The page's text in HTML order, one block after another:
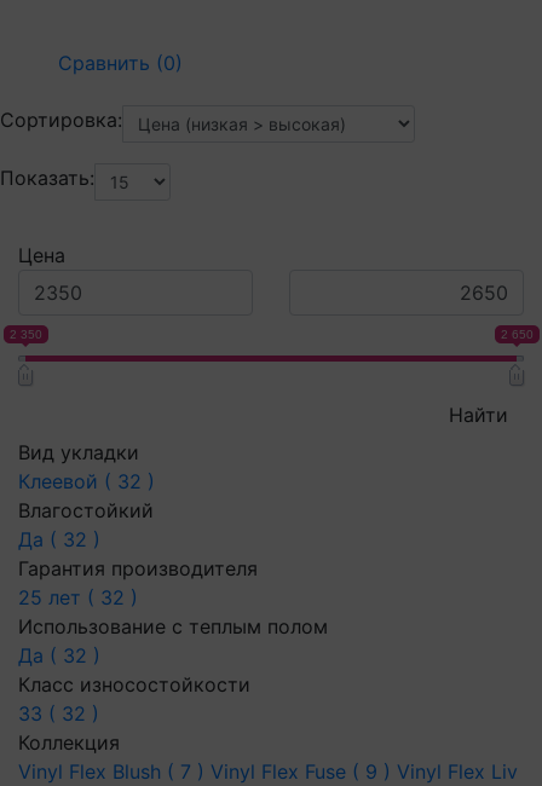
Сравнить (0)
Сортировка:
Показать:
Цена
2 350 2 650
Найти
Вид укладки
Клеевой ( 32 )
Влагостойкий
Да ( 32 )
Гарантия производителя
25 лет ( 32 )
Использование с теплым полом
Да ( 32 )
Класс износостойкости
33 ( 32 )
Коллекция
Vinyl Flex Blush ( 7 ) Vinyl Flex Fuse ( 9 ) Vinyl Flex Liv